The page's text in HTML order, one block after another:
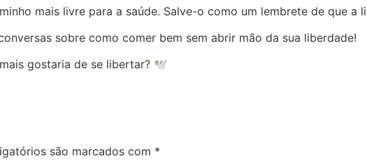
mais livre para a saúde. Salve-o como um lembrete de que a
sobre como comer bem sem abrir mão da sua liberdade!
mais gostaria de se libertar? 🕊️
são marcados com *